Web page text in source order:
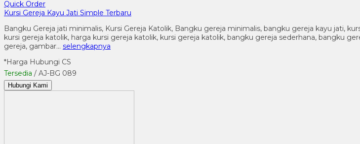
Quick Order
Kursi Gereja Kayu Jati Simple Terbaru
Bangku Gereja jati minimalis, Kursi Gereja Katolik, Bangku gereja minimalis, bangku gereja kayu jati,
kursi gereja katolik, harga kursi gereja katolik, kursi gereja katolik, bangku gereja sederhana, bangku
gereja, gambar… selengkapnya
*Harga Hubungi CS
Tersedia / AJ-BG 089
Hubungi Kami